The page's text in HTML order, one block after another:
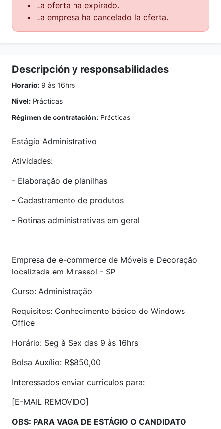
La oferta ha expirado.
La empresa ha cancelado la oferta.
Descripción y responsabilidades
Horario: 9 às 16hrs
Nivel: Prácticas
Régimen de contratación: Prácticas
Estágio Administrativo
Atividades:
- Elaboração de planilhas
- Cadastramento de produtos
- Rotinas administrativas em geral
Empresa de e-commerce de Móveis e Decoração
localizada em Mirassol - SP
Curso: Administração
Requisitos: Conhecimento básico do Windows
Office
Horário: Seg à Sex das 9 às 16hrs
Bolsa Auxílio: R$850,00
Interessados enviar curriculos para:
[E-MAIL REMOVIDO]
OBS: PARA VAGA DE ESTÁGIO O CANDIDATO